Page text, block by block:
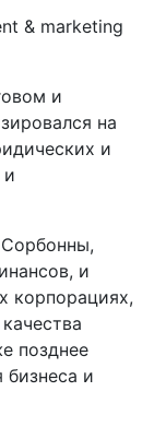
& marketing
и
на
и
и
и
корпорациях,
позднее
бизнеса и